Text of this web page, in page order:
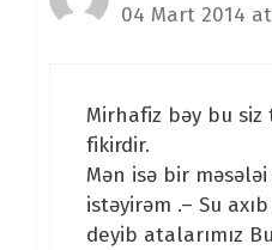
04 Mart 2014
Mirhafiz bəy bu
fikirdir.
Mən isə bir
istəyirəm .– Su
deyib atalarımız